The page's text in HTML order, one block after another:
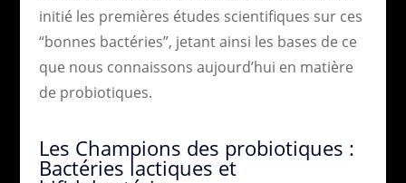
initié les premières études scientifiques sur ces
“bonnes bactéries”, jetant ainsi les bases de ce
que nous connaissons aujourd’hui en matière
de probiotiques.
Les Champions des probiotiques :
Bactéries lactiques et